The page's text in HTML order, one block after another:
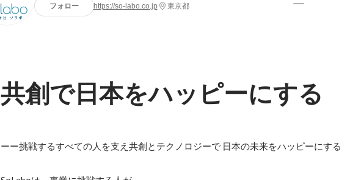
フォロー https://so-labo.co.jp 東京都
共創で日本をハッピーにする
ーー挑戦するすべての人を支え共創とテクノロジーで 日本の未来をハッピーにする